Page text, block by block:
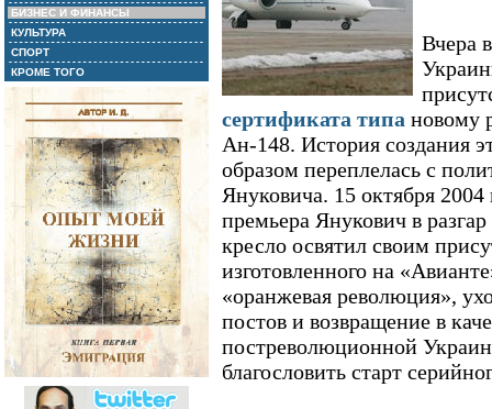
БИЗНЕС И ФИНАНСЫ
КУЛЬТУРА
СПОРТ
КРОМЕ ТОГО
Вчера
сертификата типа новому
Ан-148. История создания
образом переплелась с
Януковича. 15 октября
премьера Янукович в
кресло освятил своим
изготовленного на
«оранжевая революция»,
постов и возвращение в
постреволюционной
благословить старт